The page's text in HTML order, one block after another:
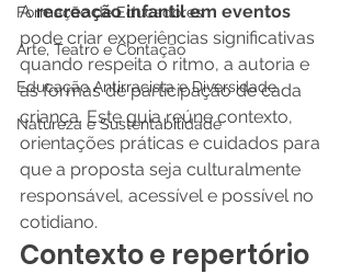
Formação de Educadores
Arte, Teatro e Contação
Educação Antirracista e Diversidade
Natureza e Sustentabilidade
A recreação infantil em eventos
pode criar experiências significativas
quando respeita o ritmo, a autoria e
as formas de participação de cada
criança. Este guia reúne contexto,
orientações práticas e cuidados para
que a proposta seja culturalmente
responsável, acessível e possível no
cotidiano.
Contexto e repertório